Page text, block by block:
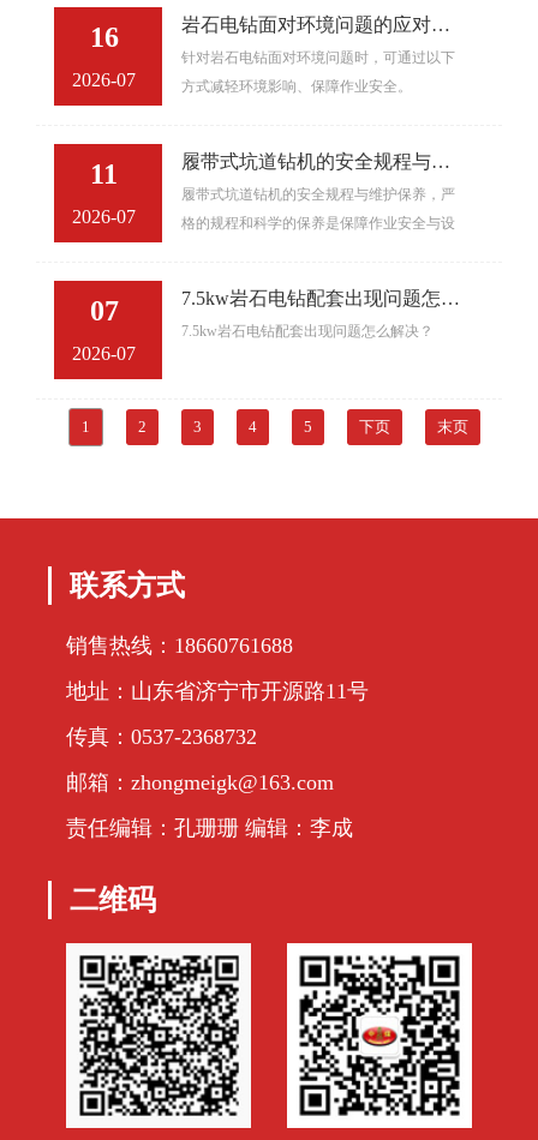
16
2026-07
岩石电钻面对环境问题的应对措
施
针对岩石电钻面对环境问题时，可通过以下
方式减轻环境影响、保障作业安全。
11
2026-07
履带式坑道钻机的安全规程与维
护保养
履带式坑道钻机的安全规程与维护保养，严
格的规程和科学的保养是保障作业安全与设
07
2026-07
7.5kw岩石电钻配套出现问题怎么
解决？
7.5kw岩石电钻配套出现问题怎么解决？
1 2 3 4 5 下页 末页
联系方式
销售热线：18660761688
地址：山东省济宁市开源路11号
传真：0537-2368732
邮箱：zhongmeigk@163.com
责任编辑：孔珊珊 编辑：李成
二维码